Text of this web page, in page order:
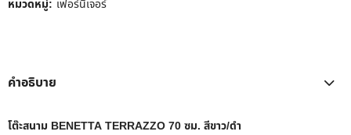
หมวดหมู่: เฟอร์นิเจอร์
คำอธิบาย
โต๊ะสนาม BENETTA TERRAZZO 70 ซม. สีขาว/ดำ